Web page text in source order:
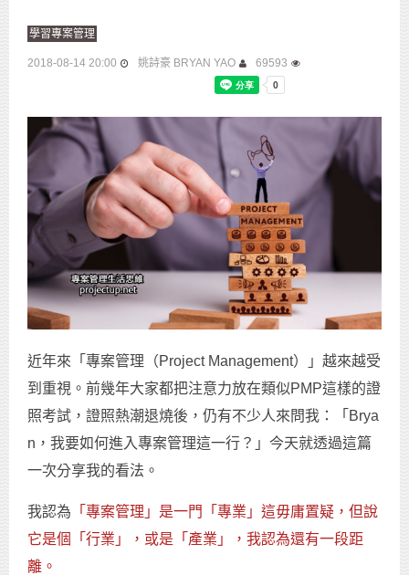
學習專案管理
2018-08-14 20:00 姚詩豪 BRYAN YAO 69593
近年來「專案管理（Project Management）」越來越受
到重視。前幾年大家都把注意力放在類似PMP這樣的證
照考試，證照熱潮退燒後，仍有不少人來問我：「Brya
n，我要如何進入專案管理這一行？」今天就透過這篇
一次分享我的看法。
我認為 「專案管理」是一門「專業」這毋庸置疑，但說
它是個「行業」，或是「產業」，我認為還有一段距
離。